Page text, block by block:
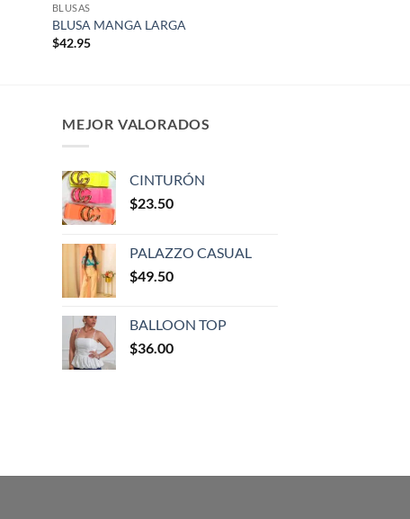
BLUSAS
BLUSA MANGA LARGA
$42.95
MEJOR VALORADOS
CINTURÓN
$23.50
PALAZZO CASUAL
$49.50
BALLOON TOP
$36.00